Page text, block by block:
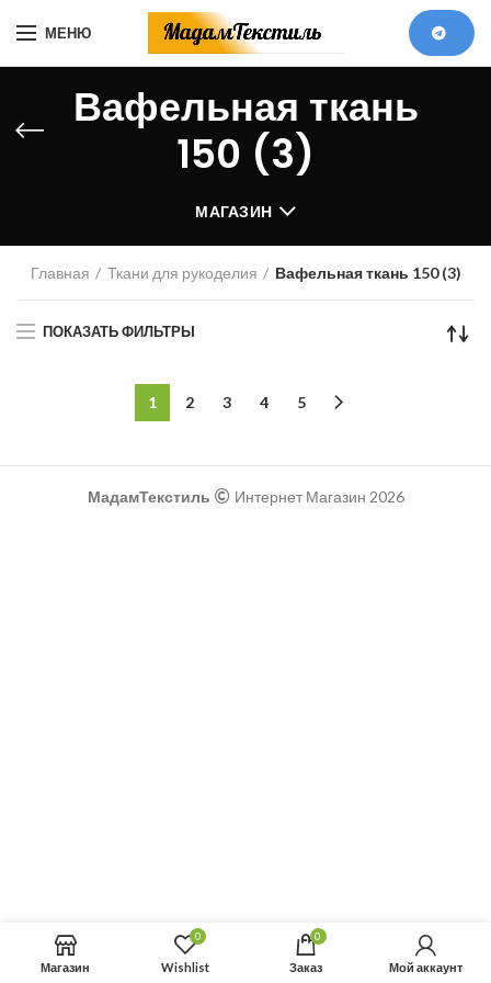
МЕНЮ
Вафельная ткань
150 (3)
МАГАЗИН
Главная Ткани для рукоделия Вафельная ткань 150 (3)
ПОКАЗАТЬ ФИЛЬТРЫ
1 2 3 4 5
МадамТекстиль Интернет Магазин 2026
Магазин
0
Wishlist
0
Заказ Мой аккаунт